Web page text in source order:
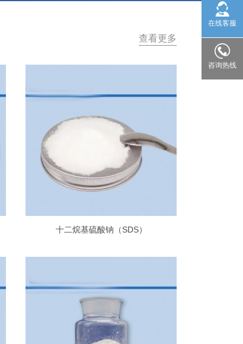
查看更多
十二烷基硫酸钠（SDS）
在线客服
咨询热线